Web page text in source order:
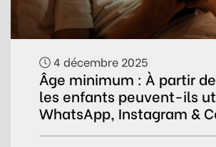
4 décembre 2025
Âge minimum : À partir
les enfants peuvent-ils
WhatsApp, Instagram &